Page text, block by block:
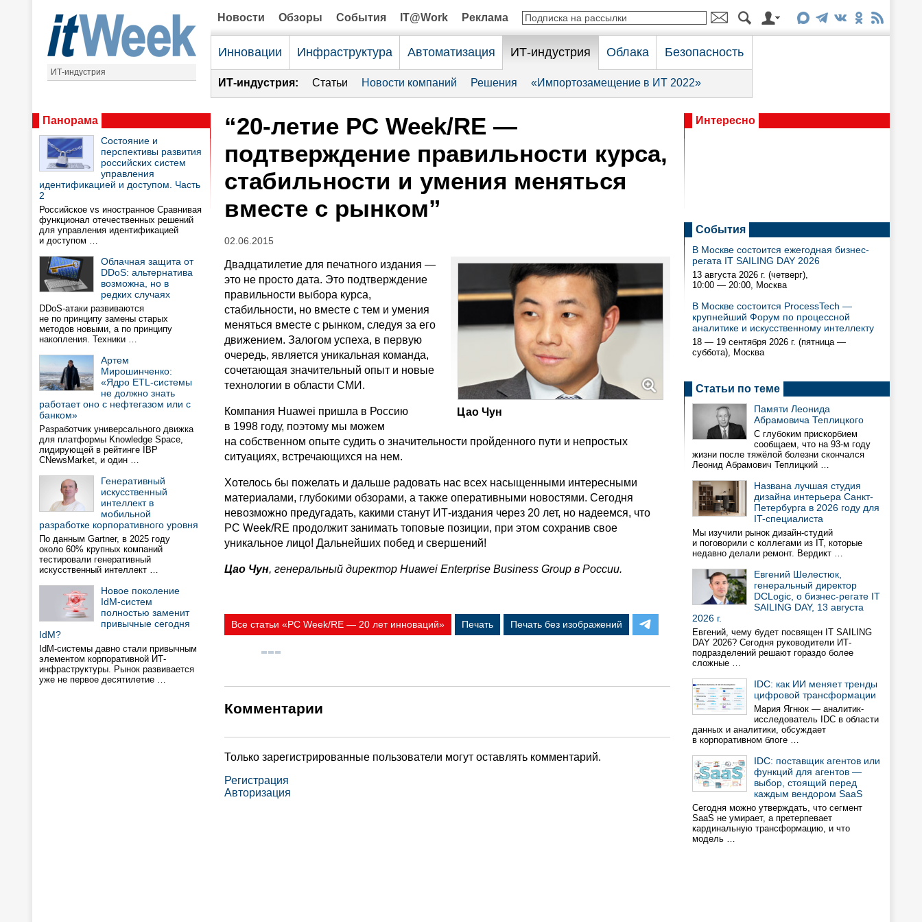
ИТ-индустрия
Новости Обзоры События IT@Work Реклама
Инновации Инфраструктура Автоматизация ИТ-индустрия Облака Безопасность
ИТ-индустрия: Статьи Новости компаний Решения «Импортозамещение в ИТ 2022»
Панорама
Состояние и
перспективы развития
российских систем
управления
идентификацией и доступом. Часть
2
Российское vs иностранное Сравнивая
функционал отечественных решений
для управления идентификацией
и доступом …
Облачная защита от
DDoS: альтернатива
возможна, но в
редких случаях
DDoS-атаки развиваются
не по принципу замены старых
методов новыми, а по принципу
накопления. Техники …
Артем
Мирошинченко:
«Ядро ETL-системы
не должно знать
работает оно с нефтегазом или с
банком»
Разработчик универсального движка
для платформы Knowledge Space,
лидирующей в рейтинге IBP
CNewsMarket, и один …
Генеративный
искусственный
интеллект в
мобильной
разработке корпоративного уровня
По данным Gartner, в 2025 году
около 60% крупных компаний
тестировали генеративный
искусственный интеллект …
Новое поколение
IdM-систем
полностью заменит
привычные сегодня
IdM?
IdM-системы давно стали привычным
элементом корпоративной ИТ-
инфраструктуры. Рынок развивается
уже не первое десятилетие …
“20-летие PC Week/RE —
подтверждение правильности курса,
стабильности и умения меняться
вместе с рынком”
02.06.2015
Цао Чун
Двадцатилетие для печатного издания —
это не просто дата. Это подтверждение
правильности выбора курса,
стабильности, но вместе с тем и умения
меняться вместе с рынком, следуя за его
движением. Залогом успеха, в первую
очередь, является уникальная команда,
сочетающая значительный опыт и новые
технологии в области СМИ.
Компания Huawei пришла в Россию
в 1998 году, поэтому мы можем
на собственном опыте судить о значительности пройденного пути и непростых
ситуациях, встречающихся на нем.
Хотелось бы пожелать и дальше радовать нас всех насыщенными интересными
материалами, глубокими обзорами, а также оперативными новостями. Сегодня
невозможно предугадать, какими станут ИТ-издания через 20 лет, но надеемся, что
PC Week/RE продолжит занимать топовые позиции, при этом сохранив свое
уникальное лицо! Дальнейших побед и свершений!
Цао Чун, генеральный директор Huawei Enterprise Business Group в России.
Все статьи «PC Week/RE — 20 лет инноваций» Печать Печать без изображений
Комментарии
Только зарегистрированные пользователи могут оставлять комментарий.
Регистрация
Авторизация
Интересно
События
В Москве состоится ежегодная бизнес-
регата IT SAILING DAY 2026
13 августа 2026 г. (четверг),
10:00 — 20:00, Москва
В Москве состоится ProcessTech —
крупнейший Форум по процессной
аналитике и искусственному интеллекту
18 — 19 сентября 2026 г. (пятница —
суббота), Москва
Статьи по теме
Памяти Леонида
Абрамовича Теплицкого
С глубоким прискорбием
сообщаем, что на 93-м году
жизни после тяжёлой болезни скончался
Леонид Абрамович Теплицкий …
Названа лучшая студия
дизайна интерьера Санкт-
Петербурга в 2026 году для
IT-специалиста
Мы изучили рынок дизайн-студий
и поговорили с коллегами из IT, которые
недавно делали ремонт. Вердикт …
Евгений Шелестюк,
генеральный директор
DCLogic, о бизнес-регате IT
SAILING DAY, 13 августа
2026 г.
Евгений, чему будет посвящен IT SAILING
DAY 2026? Сегодня руководители ИТ-
подразделений решают гораздо более
сложные …
IDC: как ИИ меняет тренды
цифровой трансформации
Мария Ягнюк — аналитик-
исследователь IDC в области
данных и аналитики, обсуждает
в корпоративном блоге …
IDC: поставщик агентов или
функций для агентов —
выбор, стоящий перед
каждым вендором SaaS
Сегодня можно утверждать, что сегмент
SaaS не умирает, а претерпевает
кардинальную трансформацию, и что
модель …